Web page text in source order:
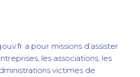
a pour missions d’assister
les associations, les
victimes de